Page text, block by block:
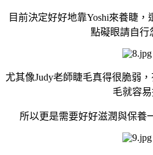
目前決定好好地靠Yoshi來養睫
點礙眼請自行
尤其像Judy老師睫毛真得很脆弱
毛就容
所以更是需要好好滋潤與保養